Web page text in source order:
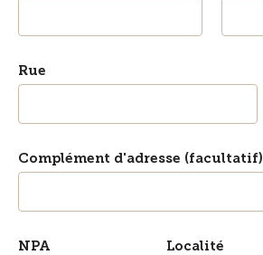
Rue
Complément d'adresse (facultatif)
NPA Localité